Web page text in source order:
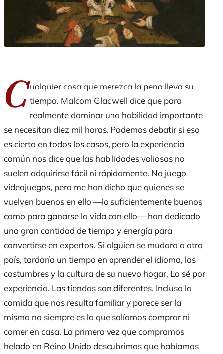
C ualquier cosa que merezca la pena lleva su
tiempo. Malcom Gladwell dice que para
realmentedominar una habilidad importante
se necesitan diez mil horas. Podemosdebatir si eso
es cierto en todos los casos, pero la experiencia
común nos dice que las habilidades valiosas no
suelen adquirirse fácil ni rápidamente. No juego
videojuegos, pero me han dicho quequienes se
vuelven buenos en ello —lo suficientemente buenos
como para ganarse la vida con ello— han dedicado
una gran cantidad de tiempo y energía para
convertirse en expertos. Si alguien se mudara a otro
país, tardaría un tiempo en aprender el idioma, las
costumbres y la cultura de su nuevo hogar. Lo sé por
experiencia. Lastiendas son diferentes. Incluso la
comida que nos resulta familiar y parece ser la
misma no siempre es la que solíamos comprar ni
comer en casa. La primera vez que compramos
helado en Reino Unido descubrimos que habíamos